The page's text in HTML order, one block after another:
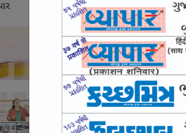
ગુજરાત -કેરળમાં અતિવૃષ્ટિથી
શ્રદ્ધાંજલિ અને સહાય
August 06, Thu, 2026
શિક્ષણની બાબતમાં કચ્છ બન્યું